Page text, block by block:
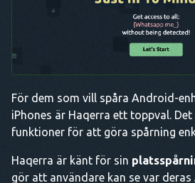
För dem som vill spåra Android-
iPhones är Haqerra ett toppval.
funktioner för att göra spårning
Haqerra är känt för sin
gör att användare kan se var